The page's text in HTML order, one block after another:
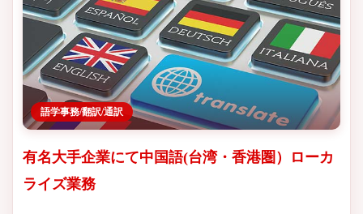
語学事務/翻訳/通訳
有名大手企業にて中国語(台湾・香港圏）ローカ
ライズ業務